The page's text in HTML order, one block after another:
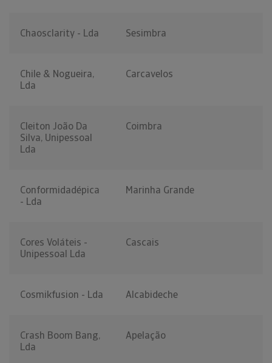
Chaosclarity - Lda Sesimbra
Chile & Nogueira,
Lda
Carcavelos
Cleiton João Da
Silva, Unipessoal
Lda
Coimbra
Conformidadépica
- Lda
Marinha Grande
Cores Voláteis -
Unipessoal Lda
Cascais
Cosmikfusion - Lda Alcabideche
Crash Boom Bang,
Lda
Apelação